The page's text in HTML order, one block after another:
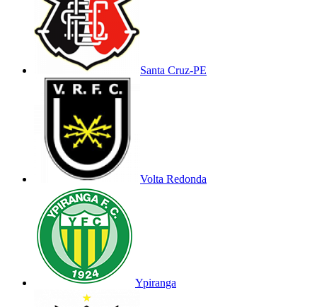
Santa Cruz-PE
Volta Redonda
Ypiranga